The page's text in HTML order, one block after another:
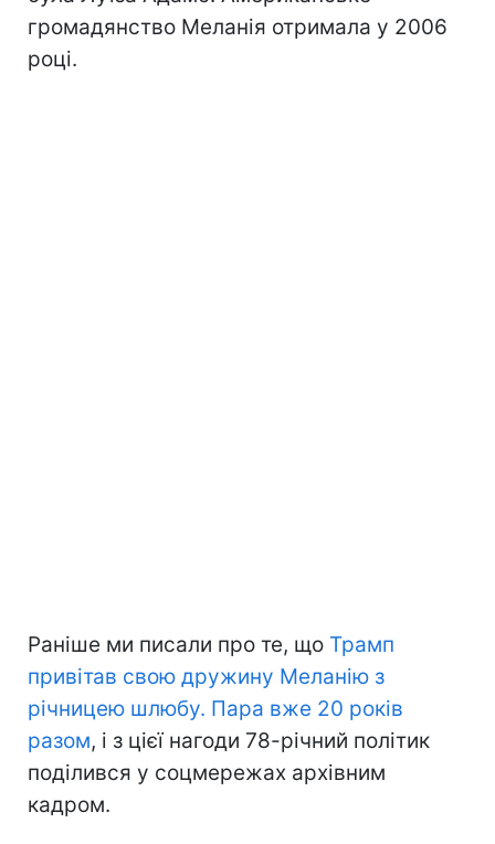
громадянство Меланія отримала у 2006
році.
Раніше ми писали про те, що Трамп
привітав свою дружину Меланію з
річницею шлюбу. Пара вже 20 років
разом, і з цієї нагоди 78-річний політик
поділився у соцмережах архівним
кадром.